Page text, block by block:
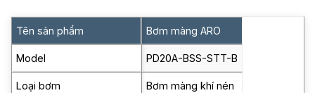
Tên sản phẩm Bơm màng ARO
Model PD20A-BSS-STT-B
Loại bơm Bơm màng khí nén